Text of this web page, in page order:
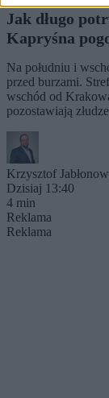
Jak długo
Kapryśna
Na południu i
przed burzami.
wschód od
pozostawiają
Krzysztof
Dzisiaj 13:40
4 min
Reklama
Reklama